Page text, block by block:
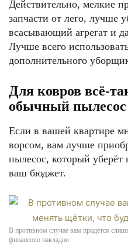
Действительно, мелкие
запчасти от лего, лучше
всасывающий агрегат и
Лучше всего
дополнительного
Для ковров всё-
обычный пылесос
Если в вашей квартире
ворсом, вам лучше
пылесос, который уберёт
ваш бюджет.
В противном случае вам придётся
финансово накладно